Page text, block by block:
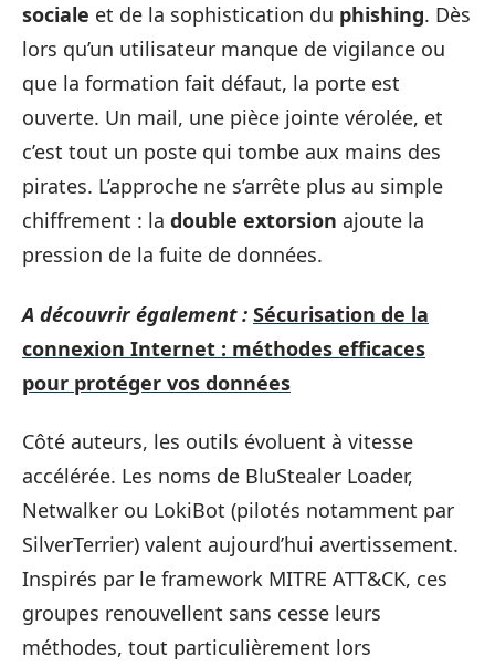
sociale et de la sophistication du phishing. Dès
lors qu’un utilisateur manque de vigilance ou
que la formation fait défaut, la porte est
ouverte. Un mail, une pièce jointe vérolée, et
c’est tout un poste qui tombe aux mains des
pirates. L’approche ne s’arrête plus au simple
chiffrement : la double extorsion ajoute la
pression de la fuite de données.
A découvrir également : Sécurisation de la
connexion Internet : méthodes efficaces
pour protéger vos données
Côté auteurs, les outils évoluent à vitesse
accélérée. Les noms de BluStealer Loader,
Netwalker ou LokiBot (pilotés notamment par
SilverTerrier) valent aujourd’hui avertissement.
Inspirés par le framework MITRE ATT&CK, ces
groupes renouvellent sans cesse leurs
méthodes, tout particulièrement lors